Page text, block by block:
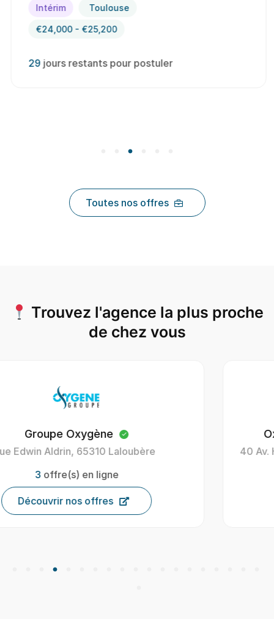
Intérim Toulouse
€24,000 - €25,200
29 jours restants pour postuler
Toutes nos offres
Trouvez l'agence la plus proche
de chez vous
Oxygène Intérim Carcassonne
40 Av. Henri Gout, 11000 Carcassonne, France
9offre(s) en ligne
Découvrir nos offres